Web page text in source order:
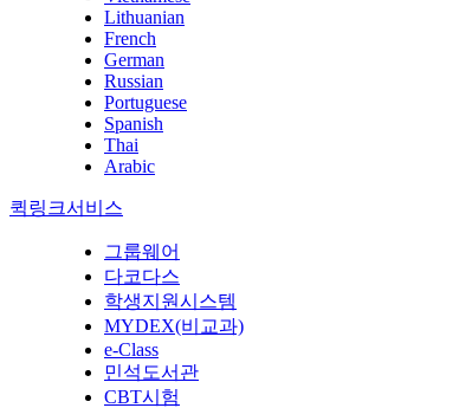
Lithuanian
French
German
Russian
Portuguese
Spanish
Thai
Arabic
퀵링크서비스
그룹웨어
다코다스
학생지원시스템
MYDEX(비교과)
e-Class
민석도서관
CBT시험